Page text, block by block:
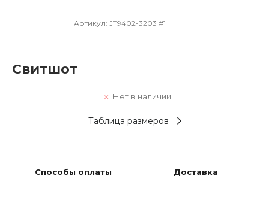
Артикул: JT9402-3203 #1
Свитшот
Нет в наличии
Таблица размеров
Способы оплаты Доставка